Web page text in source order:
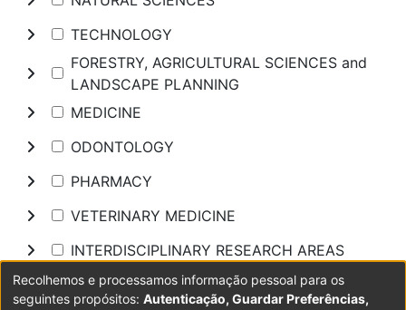
TECHNOLOGY
FORESTRY, AGRICULTURAL SCIENCES and
LANDSCAPE PLANNING
MEDICINE
ODONTOLOGY
PHARMACY
VETERINARY MEDICINE
INTERDISCIPLINARY RESEARCH AREAS
Pesquisar
Recolhemos e processamos informação pessoal para os
seguintes propósitos: Autenticação, Guardar Preferências,